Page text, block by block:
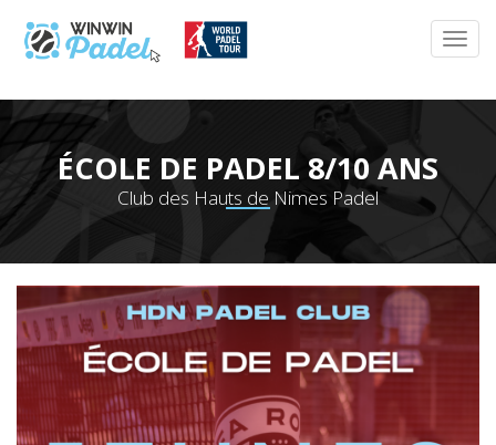
ÉCOLE DE PADEL 8/10 ANS
Club des Hauts de Nimes Padel